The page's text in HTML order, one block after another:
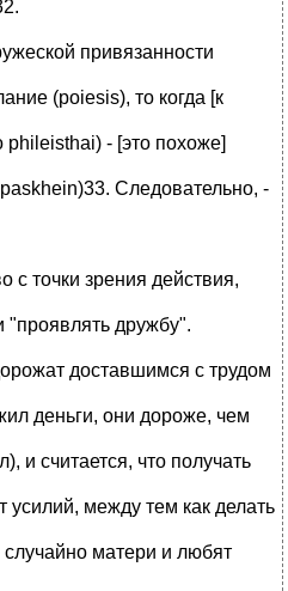
привязанности
(poiesis), то когда [к
phileisthai) - [это похоже]
Следовательно, -
с точки зрения действия,
"проявлять дружбу".
доставшимся с трудом
деньги, они дороже, чем
и считается, что получать
усилий, между тем как делать
матери и любят